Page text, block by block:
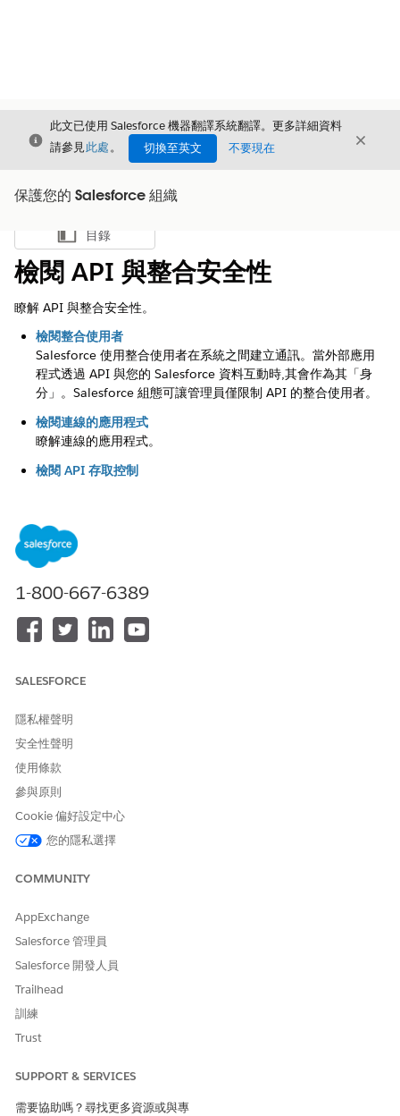
結束
此文已使用 Salesforce 機器翻譯系統翻譯。更多詳細資料
請參見此處。 切換至英文 不要現在 結束
保護您的 Salesforce 組織
顯示目錄
目錄
檢閱 API 與整合安全性
瞭解 API 與整合安全性。
檢閱整合使用者
Salesforce 使用整合使用者在系統之間建立通訊。當外部應用
程式透過 API 與您的 Salesforce 資料互動時,其會作為其「身
分」。Salesforce 組態可讓管理員僅限制 API 的整合使用者。
檢閱連線的應用程式
瞭解連線的應用程式。
檢閱 API 存取控制
瞭解已到期的憑證通知。
此文章是否解決您的問題？
請讓我們知道，以便我們改進！
1-800-667-6389
SALESFORCE
隱私權聲明
安全性聲明
使用條款
參與原則
Cookie 偏好設定中心
您的隱私選擇
COMMUNITY
AppExchange
Salesforce 管理員
Salesforce 開發人員
Trailhead
訓練
Trust
SUPPORT & SERVICES
需要協助嗎？尋找更多資源或與專